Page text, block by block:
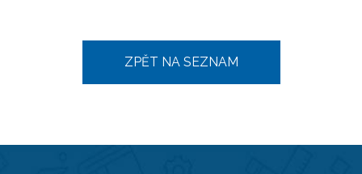
ZPĚT NA SEZNAM